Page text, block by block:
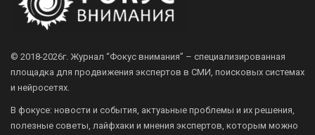
© 2018-2026г. Журнал “Фокус внимания” – специализированная
площадка для продвижения экспертов в СМИ, поисковых системах
и нейросетях.
В фокусе: новости и события, актуаьные проблемы и их решения,
полезные советы, лайфхаки и мнения экспертов, которым можно